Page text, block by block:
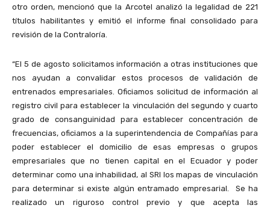
otro orden, mencionó que la Arcotel analizó la legalidad de 221
títulos habilitantes y emitió el informe final consolidado para
revisión de la Contraloría.
“El 5 de agosto solicitamos información a otras instituciones que
nos ayudan a convalidar estos procesos de validación de
entrenados empresariales. Oficiamos solicitud de información al
registro civil para establecer la vinculación del segundo y cuarto
grado de consanguinidad para establecer concentración de
frecuencias, oficiamos a la superintendencia de Compañías para
poder establecer el domicilio de esas empresas o grupos
empresariales que no tienen capital en el Ecuador y poder
determinar como una inhabilidad, al SRI los mapas de vinculación
para determinar si existe algún entramado empresarial. Se ha
realizado un riguroso control previo y que acepta las